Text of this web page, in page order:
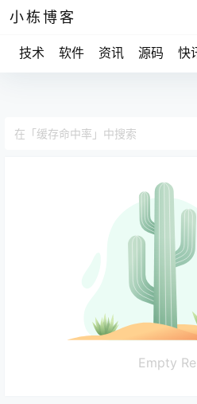
小栋博客
技术 软件 资讯 源码 快
Empty